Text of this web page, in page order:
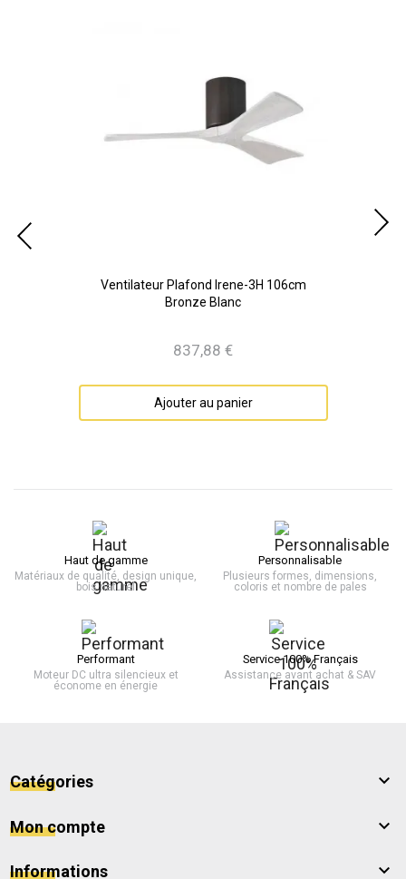
Ventilateur Plafond Irene-3H 106cm
Bronze Blanc
Prix
837,88 €
Ajouter au panier
Haut de gamme
Matériaux de qualité, design unique,
bois naturel
Personnalisable
Plusieurs formes, dimensions,
coloris et nombre de pales
Performant
Moteur DC ultra silencieux et
économe en énergie
Service 100% Français
Assistance avant achat & SAV
Catégories 
Mon compte 
Informations 